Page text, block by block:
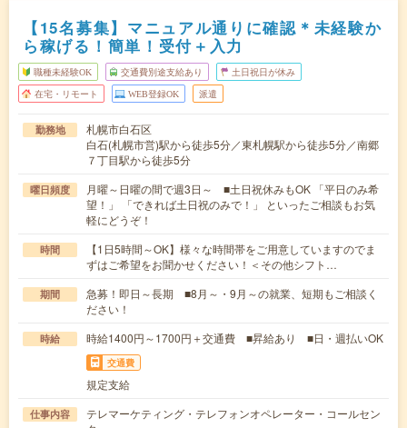
【15名募集】マニュアル通りに確認＊未経験か
ら稼げる！簡単！受付＋入力
職種未経験OK 交通費別途支給あり 土日祝日が休み
在宅・リモート WEB登録OK 派遣
勤務地
札幌市白石区
白石(札幌市営)駅から徒歩5分／東札幌駅から徒歩5分／南郷
７丁目駅から徒歩5分
曜日頻度
月曜～日曜の間で週3日～ ■土日祝休みもOK 「平日のみ希
望！」 「できれば土日祝のみで！」 といったご相談もお気
軽にどうぞ！
時間
【1日5時間～OK】様々な時間帯をご用意していますのでま
ずはご希望をお聞かせください！＜その他シフト…
期間
急募！即日～長期 ■8月～・9月～の就業、短期もご相談く
ださい！
時給 時給1400円～1700円＋交通費 ■昇給あり ■日・週払いOK
交通費
規定支給
仕事内容
テレマーケティング・テレフォンオペレーター・コールセン